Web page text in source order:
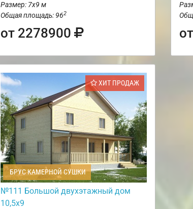
Размер: 7х9 м
Общая площадь: 962
от 2278900
ХИТ ПРОДАЖ
БРУС КАМЕРНОЙ СУШКИ
№111 Большой двухэтажный дом
10,5х9